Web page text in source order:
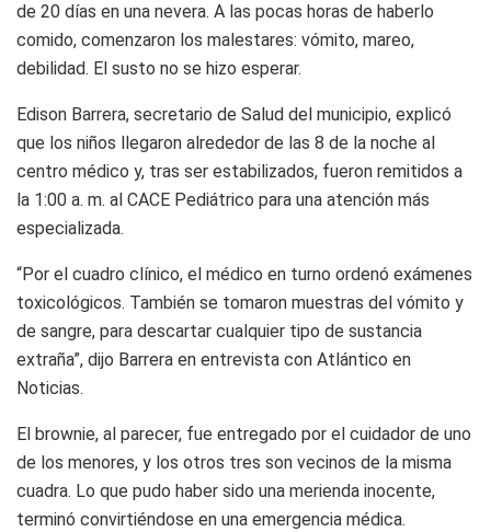
de 20 días en una nevera. A las pocas horas de haberlo
comido, comenzaron los malestares: vómito, mareo,
debilidad. El susto no se hizo esperar.
Edison Barrera, secretario de Salud del municipio, explicó
que los niños llegaron alrededor de las 8 de la noche al
centro médico y, tras ser estabilizados, fueron remitidos a
la 1:00 a. m. al CACE Pediátrico para una atención más
especializada.
“Por el cuadro clínico, el médico en turno ordenó exámenes
toxicológicos. También se tomaron muestras del vómito y
de sangre, para descartar cualquier tipo de sustancia
extraña”, dijo Barrera en entrevista con Atlántico en
Noticias.
El brownie, al parecer, fue entregado por el cuidador de uno
de los menores, y los otros tres son vecinos de la misma
cuadra. Lo que pudo haber sido una merienda inocente,
terminó convirtiéndose en una emergencia médica.